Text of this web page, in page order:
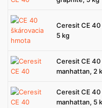
Ceresit CE 40
5 kg
Ceresit CE 40
manhattan, 2
Ceresit CE 40
manhattan, 5